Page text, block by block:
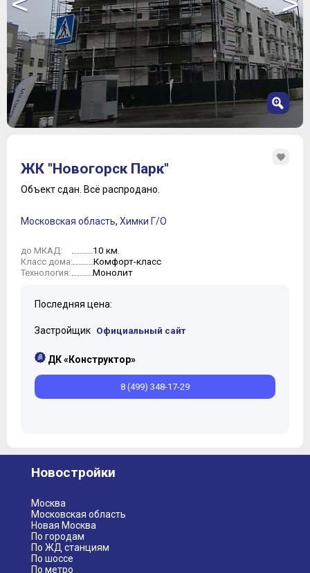
3
4
6
8
9
10
ЖК "Новогорск Парк"
Объект сдан. Всё распродано.
Московская область, Химки Г/О
до МКАД: 10 км.
Класс дома: Комфорт-класс
Технология: Монолит
Последняя цена:
Застройщик Официальный сайт
ДК «Конструктор»
8 (499) 348-17-29
Новостройки
Москва
Московская область
Новая Москва
По городам
По ЖД станциям
По шоссе
По метро